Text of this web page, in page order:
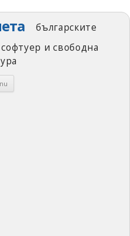
българските
и свободна
Skip